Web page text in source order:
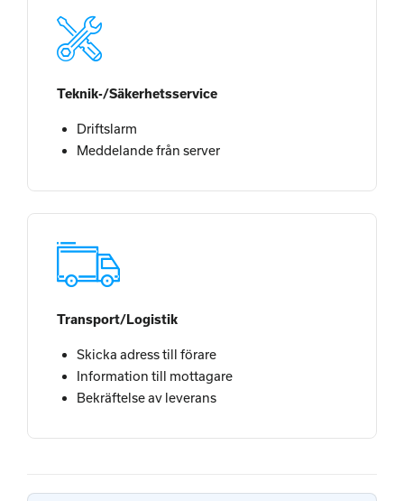
Teknik-/Säkerhetsservice
Driftslarm
Meddelande från server
Transport/Logistik
Skicka adress till förare
Information till mottagare
Bekräftelse av leverans